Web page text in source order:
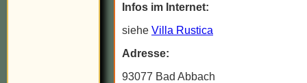
Infos im Internet:
siehe Villa Rustica
Adresse:
93077 Bad Abbach